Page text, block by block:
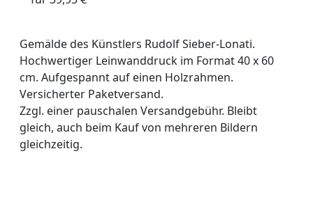
Gemälde des Künstlers Rudolf Sieber-Lonati.
Hochwertiger Leinwanddruck im Format 40 x 60
cm. Aufgespannt auf einen Holzrahmen.
Versicherter Paketversand.
Zzgl. einer pauschalen Versandgebühr. Bleibt
gleich, auch beim Kauf von mehreren Bildern
gleichzeitig.